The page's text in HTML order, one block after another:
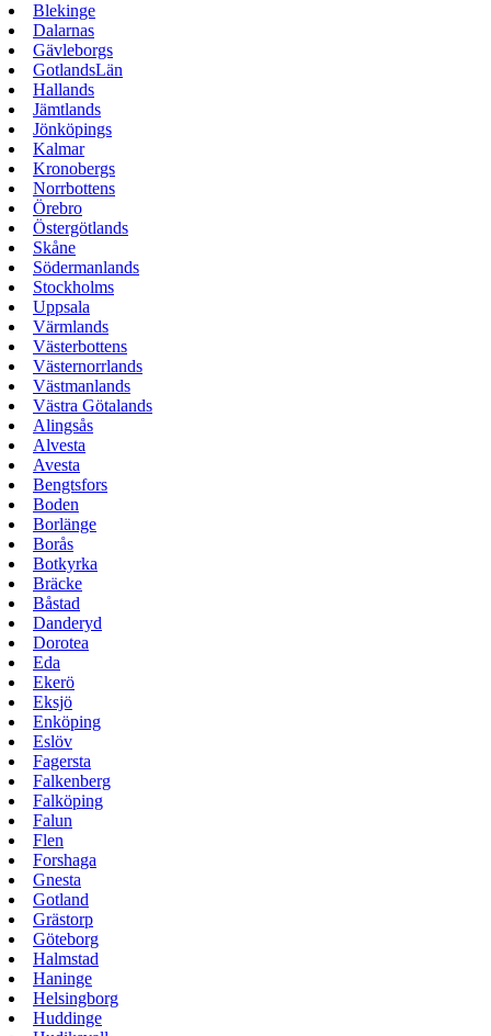
Blekinge
Dalarnas
Gävleborgs
GotlandsLän
Hallands
Jämtlands
Jönköpings
Kalmar
Kronobergs
Norrbottens
Örebro
Östergötlands
Skåne
Södermanlands
Stockholms
Uppsala
Värmlands
Västerbottens
Västernorrlands
Västmanlands
Västra Götalands
Alingsås
Alvesta
Avesta
Bengtsfors
Boden
Borlänge
Borås
Botkyrka
Bräcke
Båstad
Danderyd
Dorotea
Eda
Ekerö
Eksjö
Enköping
Eslöv
Fagersta
Falkenberg
Falköping
Falun
Flen
Forshaga
Gnesta
Gotland
Grästorp
Göteborg
Halmstad
Haninge
Helsingborg
Huddinge